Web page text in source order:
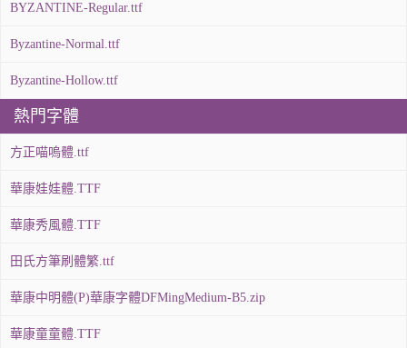
BYZANTINE-Regular.ttf
Byzantine-Normal.ttf
Byzantine-Hollow.ttf
熱門字體
方正喵嗚體.ttf
華康娃娃體.TTF
華康秀風體.TTF
田氏方筆刷體繁.ttf
華康中明體(P)華康字體DFMingMedium-B5.zip
華康童童體.TTF